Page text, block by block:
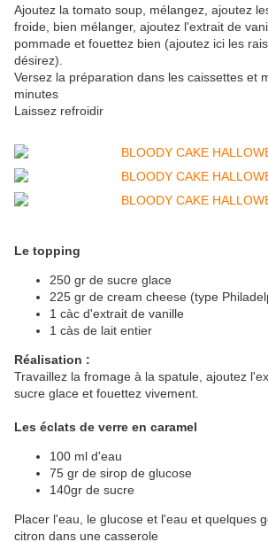
Ajoutez la tomato soup, mélangez, ajoutez
froide, bien mélanger, ajoutez l'extrait de
pommade et fouettez bien (ajoutez ici les
désirez).
Versez la préparation dans les caissettes et
minutes
Laissez refroidir
Le topping
250 gr de sucre glace
225 gr de cream cheese (type
1 càc d'extrait de vanille
1 càs de lait entier
Réalisation :
Travaillez la fromage à la spatule, ajoutez
sucre glace et fouettez vivement.
Les éclats de verre en caramel
100 ml d'eau
75 gr de sirop de glucose
140gr de sucre
Placer l'eau, le glucose et l'eau et quelques
citron dans une casserole